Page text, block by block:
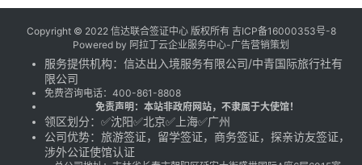
Copyright © 2022 信达联合签证中心 版权所有 吉ICP备16000353号-8
Powered by 阿拉丁云企业服务中心-广告营销策划
服务提供机构： 信达出入境服务有限公司/中青国际旅行社有
限公司
免费咨询电话： 400-861-8808
免责声明：本站非政府网站，不隶属于大使馆！
领区划分：✅沈阳✅北京✅上海✅广州
公司优势：旅游签证，留学签证，商务签证，探亲访友签证，
涉外公证使馆认证